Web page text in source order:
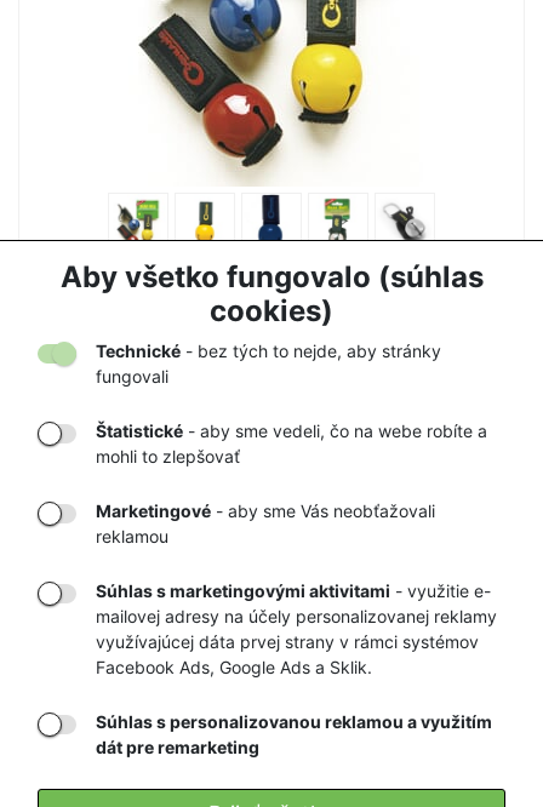
Aby všetko fungovalo (súhlas
cookies)
Technické - bez tých to nejde, aby stránky
fungovali
Štatistické - aby sme vedeli, čo na webe robíte a
mohli to zlepšovať
Marketingové - aby sme Vás neobťažovali
reklamou
Súhlas s marketingovými aktivitami - využitie e-
mailovej adresy na účely personalizovanej reklamy
využívajúcej dáta prvej strany v rámci systémov
Facebook Ads, Google Ads a Sklik.
Súhlas s personalizovanou reklamou a využitím
dát pre remarketing
ZVONČEK NA MEDVEDE COGHLANS
7,50 € 7,90 €
TOVARU AŽ K
VÁM DOMOV
OBCHOD
RÝCHLE
DORUČENIE
GARANCIA
NAJNIŽŠÍCH CIEN